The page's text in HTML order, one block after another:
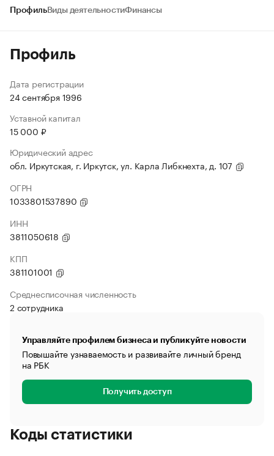
ПрофильВиды деятельностиФинансы
Профиль
Дата регистрации
24 сентября 1996
Уставной капитал
15 000 ₽
Юридический адрес
обл. Иркутская, г. Иркутск, ул. Карла Либкнехта, д. 107
ОГРН
1033801537890
ИНН
3811050618
КПП
381101001
Среднесписочная численность
2 сотрудника
Управляйте профилем бизнеса и публикуйте новости
Повышайте узнаваемость и развивайте личный бренд
на РБК
Получить доступ
Коды статистики